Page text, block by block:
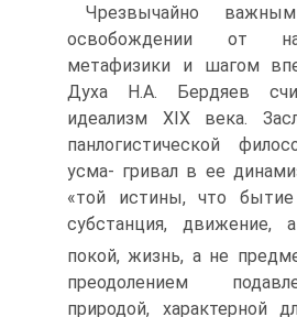
Чрезвычайно
освобождении от
метафизики и шагом
Духа Н.А. Бердяев
идеализм XIX века.
панлогистической
усма- гривал в ее
«той истины, что
субстанция, движение,
покой, жизнь, а не
преодолением
природой, характерной